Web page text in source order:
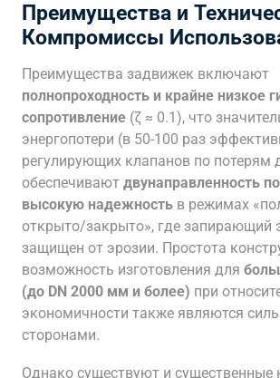
Преимущества и
Компромиссы
Преимущества задвижек включают
полнопроходность и крайне низкое
сопротивление (ζ ≈ 0.1), что
энергопотери (в 50-100 раз
регулирующих клапанов по потерям
обеспечивают двунаправленность
высокую надежность в режимах
открыто/закрыто», где запирающий
защищен от эрозии. Простота
возможность изготовления для
(до DN 2000 мм и более) при
экономичности также являются
сторонами.
Однако существуют и